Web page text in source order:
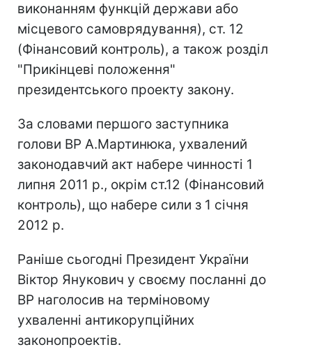
виконанням функцій держави або
місцевого самоврядування), ст. 12
(Фінансовий контроль), а також розділ
"Прикінцеві положення"
президентського проекту закону.
За словами першого заступника
голови ВР А.Мартинюка, ухвалений
законодавчий акт набере чинності 1
липня 2011 р., окрім ст.12 (Фінансовий
контроль), що набере сили з 1 січня
2012 р.
Раніше сьогодні Президент України
Віктор Янукович у своєму посланні до
ВР наголосив на терміновому
ухваленні антикорупційних
законопроектів.